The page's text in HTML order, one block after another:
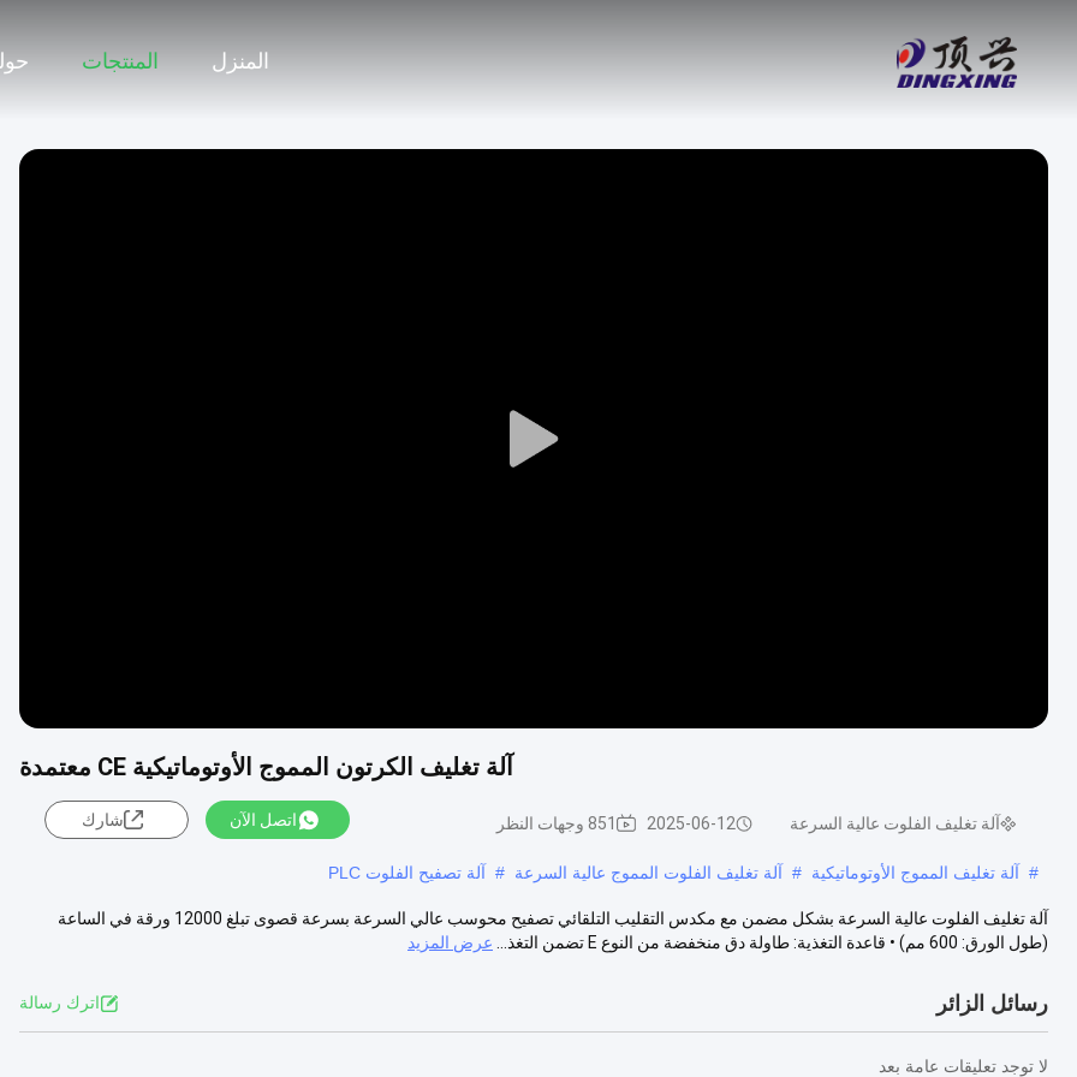
المنزل المنتجات
Play
آلة تغليف الكرتون المموج الأوتوماتيكية CE معتمدة
آلة تغليف الفلوت عالية السرعة 2025-06-12 851 وجهات النظر اتصل الآن شارك
# آلة تغليف المموج الأوتوماتيكية # آلة تغليف الفلوت المموج عالية السرعة # آلة تصفيح الفلوت PLC
آلة تغليف الفلوت عالية السرعة بشكل مضمن مع مكدس التقليب التلقائي تصفيح محوسب عالي السرعة بسرعة قصوى تبلغ 12000 ورقة في الساعة
(طول الورق: 600 مم) • قاعدة التغذية: طاولة دق منخفضة من النوع E تضمن التغذ...
عرض المزيد
رسائل الزائر اترك رسالة
لا توجد تعليقات عامة بعد